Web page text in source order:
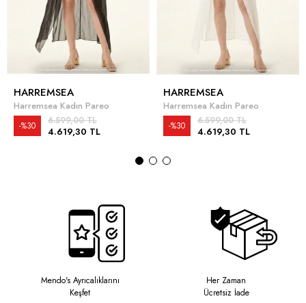
HARREMSEA
Harremsea Kadın Pareo
4.619,30 TL
6.599,00 TL
%30
HARREMSEA
Harremsea Kadın Pareo
4.619,30 TL
6.599,00 TL
%30
Mendo's Ayrıcalıklarını
Keşfet
Her Zaman
Ücretsiz İade